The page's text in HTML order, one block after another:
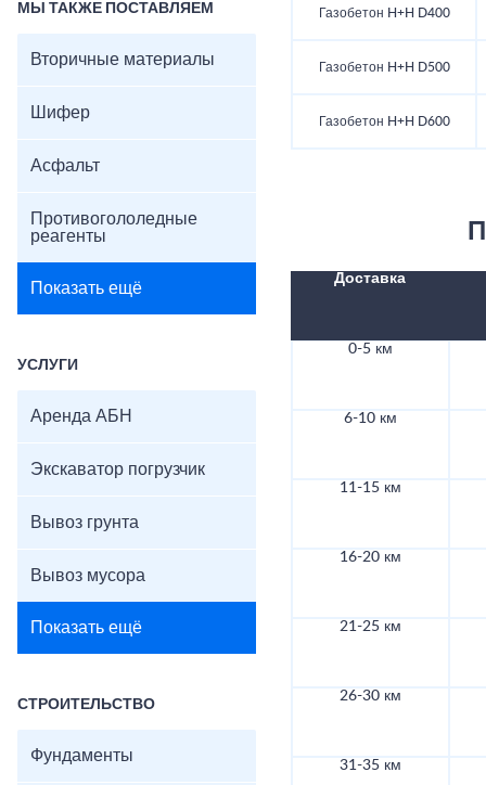
МЫ ТАКЖЕ ПОСТАВЛЯЕМ
Вторичные материалы
Шифер
Асфальт
Противогололедные
реагенты
Показать ещё
УСЛУГИ
Аренда АБН
Экскаватор погрузчик
Вывоз грунта
Вывоз мусора
Показать ещё
СТРОИТЕЛЬСТВО
Фундаменты
Газобетон H+H D400
Газобетон H+H D500
Газобетон H+H D600
Доставка
0-5 км
6-10 км
11-15 км
16-20 км
21-25 км
26-30 км
31-35 км